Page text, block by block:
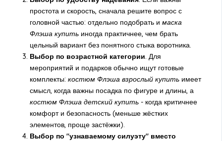
простота и скорость, сначала решите вопрос с
головной частью: отдельно подобрать и маска
Флэша купитьиногда практичнее, чем брать
цельный вариант без понятного стыка воротника.
Выбор по возрастной категории. Для
мероприятий и подарков обычно ищут готовые
комплекты: костюм Флэша взрослый купитьимеет
смысл, когда важны посадка по фигуре и длины, а
костюм Флэша детский купить- когда критичнее
комфорт и безопасность (меньше жёстких
элементов, проще застёжки).
Выбор по "узнаваемому силуэту" вместо